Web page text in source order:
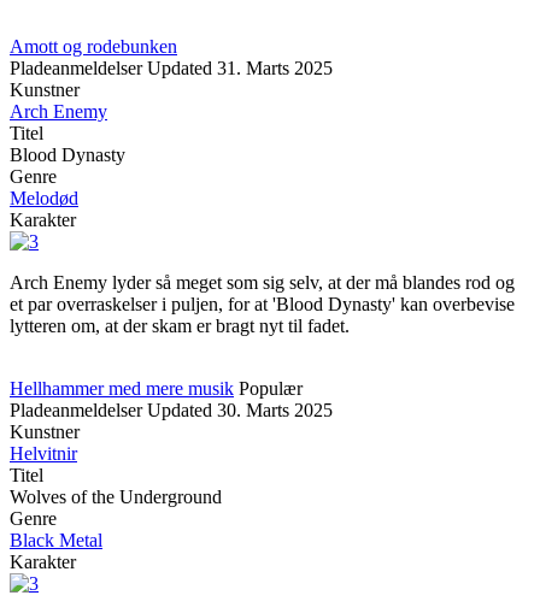
Amott og rodebunken
Pladeanmeldelser Updated 31. Marts 2025
Kunstner
Arch Enemy
Titel
Blood Dynasty
Genre
Melodød
Karakter
Arch Enemy lyder så meget som sig selv, at der må blandes rod og
et par overraskelser i puljen, for at 'Blood Dynasty' kan overbevise
lytteren om, at der skam er bragt nyt til fadet.
Hellhammer med mere musik Populær
Pladeanmeldelser Updated 30. Marts 2025
Kunstner
Helvitnir
Titel
Wolves of the Underground
Genre
Black Metal
Karakter